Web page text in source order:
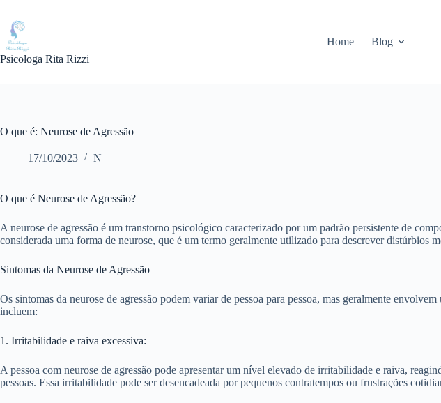
para
conteúdo
Psicologa Rita Rizzi
Home Blog
O que é: Neurose de Agressão
17/10/2023 N
O que é Neurose de Agressão?
A neurose de agressão é um transtorno psicológico caracterizado por um padrão persistente de
considerada uma forma de neurose, que é um termo geralmente utilizado para descrever distúrbios
Sintomas da Neurose de Agressão
Os sintomas da neurose de agressão podem variar de pessoa para pessoa, mas geralmente
incluem:
1. Irritabilidade e raiva excessiva:
A pessoa com neurose de agressão pode apresentar um nível elevado de irritabilidade e raiva,
pessoas. Essa irritabilidade pode ser desencadeada por pequenos contratempos ou frustrações